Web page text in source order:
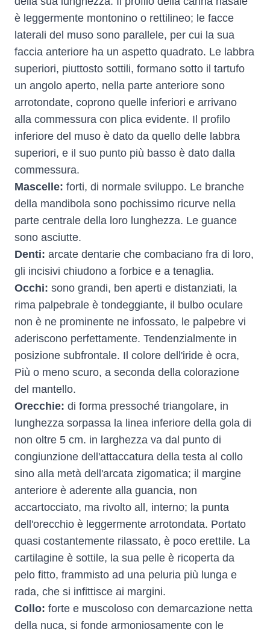
è leggermente montonino o rettilineo; le facce
laterali del muso sono parallele, per cui la sua
faccia anteriore ha un aspetto quadrato. Le labbra
superiori, piuttosto sottili, formano sotto il tartufo
un angolo aperto, nella parte anteriore sono
arrotondate, coprono quelle inferiori e arrivano
alla commessura con plica evidente. Il profilo
inferiore del muso è dato da quello delle labbra
superiori, e il suo punto più basso è dato dalla
commessura.
Mascelle: forti, di normale sviluppo. Le branche
della mandibola sono pochissimo ricurve nella
parte centrale della loro lunghezza. Le guance
sono asciutte.
Denti: arcate dentarie che combaciano fra di loro,
gli incisivi chiudono a forbice e a tenaglia.
Occhi: sono grandi, ben aperti e distanziati, la
rima palpebrale è tondeggiante, il bulbo oculare
non è ne prominente ne infossato, le palpebre vi
aderiscono perfettamente. Tendenzialmente in
posizione subfrontale. Il colore dell'iride è ocra,
Più o meno scuro, a seconda della colorazione
del mantello.
Orecchie: di forma pressoché triangolare, in
lunghezza sorpassa la linea inferiore della gola di
non oltre 5 cm. in larghezza va dal punto di
congiunzione dell'attaccatura della testa al collo
sino alla metà dell'arcata zigomatica; il margine
anteriore è aderente alla guancia, non
accartocciato, ma rivolto all, interno; la punta
dell'orecchio è leggermente arrotondata. Portato
quasi costantemente rilassato, è poco erettile. La
cartilagine è sottile, la sua pelle è ricoperta da
pelo fitto, frammisto ad una peluria più lunga e
rada, che si infittisce ai margini.
Collo: forte e muscoloso con demarcazione netta
della nuca, si fonde armoniosamente con le